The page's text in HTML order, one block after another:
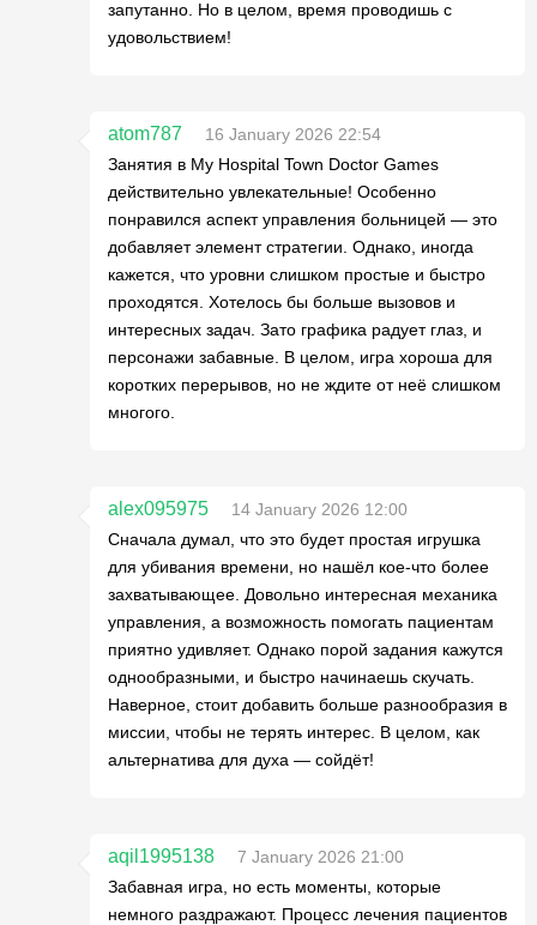
запутанно. Но в целом, время проводишь с
удовольствием!
atom787
16 January 2026 22:54
Занятия в My Hospital Town Doctor Games
действительно увлекательные! Особенно
понравился аспект управления больницей — это
добавляет элемент стратегии. Однако, иногда
кажется, что уровни слишком простые и быстро
проходятся. Хотелось бы больше вызовов и
интересных задач. Зато графика радует глаз, и
персонажи забавные. В целом, игра хороша для
коротких перерывов, но не ждите от неё слишком
многого.
alex095975
14 January 2026 12:00
Сначала думал, что это будет простая игрушка
для убивания времени, но нашёл кое-что более
захватывающее. Довольно интересная механика
управления, а возможность помогать пациентам
приятно удивляет. Однако порой задания кажутся
однообразными, и быстро начинаешь скучать.
Наверное, стоит добавить больше разнообразия в
миссии, чтобы не терять интерес. В целом, как
альтернатива для духа — сойдёт!
aqil1995138
7 January 2026 21:00
Забавная игра, но есть моменты, которые
немного раздражают. Процесс лечения пациентов